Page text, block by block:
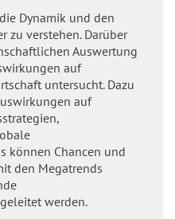
Dynamik und den
zu verstehen. Darüber
Auswertung
auf
untersucht. Dazu
auf
können Chancen und
den Megatrends
werden.